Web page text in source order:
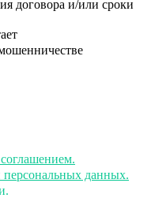
договора и/или сроки
персональных данных.